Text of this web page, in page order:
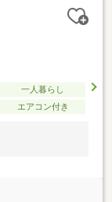
一人暮らし
エアコン付き